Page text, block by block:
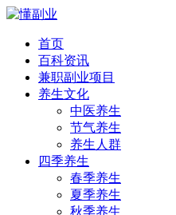
首页
百科资讯
兼职副业项目
养生文化
中医养生
节气养生
养生人群
四季养生
春季养生
夏季养生
秋季养生